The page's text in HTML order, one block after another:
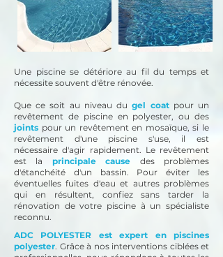
Une piscine se détériore au fil du temps et
nécessite souvent d'être rénovée.
Que ce soit au niveau dugel coatpour un
revêtement de piscine en polyester, ou des
joints pour un revêtement en mosaïque, si le
revêtement d'une piscine s'use, il est
nécessaire d'agir rapidement. Le revêtement
est la principale cause des problèmes
d'étanchéité d'un bassin. Pour éviter les
éventuelles fuites d'eau et autres problèmes
qui en résultent, confiez sans tarder la
rénovation de votre piscine à un spécialiste
reconnu.
ADC POLYESTER est expert en piscines
polyester. Grâce à nos interventions ciblées et